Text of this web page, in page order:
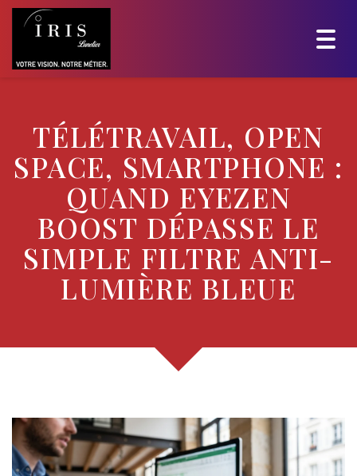
TÉLÉTRAVAIL, OPEN
SPACE, SMARTPHONE :
QUAND EYEZEN
BOOST DÉPASSE LE
SIMPLE FILTRE ANTI-
LUMIÈRE BLEUE